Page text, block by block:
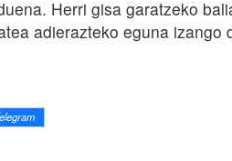
Herri gisa garatzeko
adierazteko eguna izango